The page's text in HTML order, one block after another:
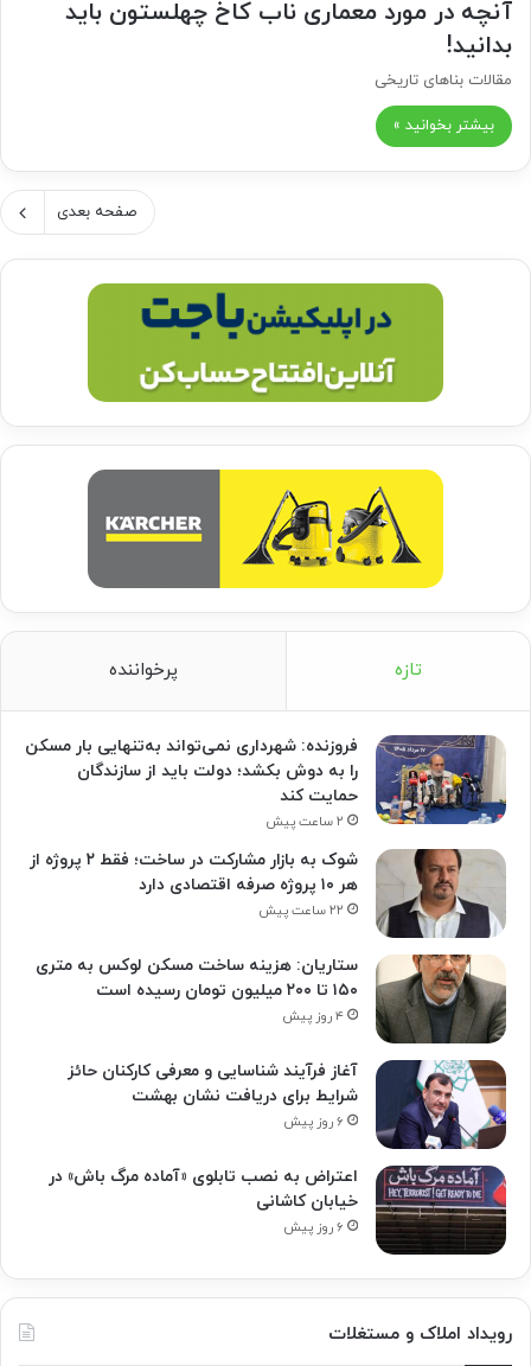
آنچه در مورد معماری ناب کاخ چهلستون باید
بدانید!
مقالات بناهای تاریخی
بیشتر بخوانید »
صفحه بعدی
تازه پرخواننده
فروزنده: شهرداری نمی‌تواند به‌تنهایی بار مسکن
را به دوش بکشد؛ دولت باید از سازندگان
حمایت کند
۲ ساعت پیش
شوک به بازار مشارکت در ساخت؛ فقط ۲ پروژه از
هر ۱۰ پروژه صرفه اقتصادی دارد
۲۲ ساعت پیش
ستاریان: هزینه ساخت مسکن لوکس به متری
۱۵۰ تا ۲۰۰ میلیون تومان رسیده است
۴ روز پیش
آغاز فرآیند شناسایی و معرفی کارکنان حائز
شرایط برای دریافت نشان بهشت
۶ روز پیش
اعتراض به نصب تابلوی «آماده مرگ باش» در
خیابان کاشانی
۶ روز پیش
رویداد املاک و مستغلات